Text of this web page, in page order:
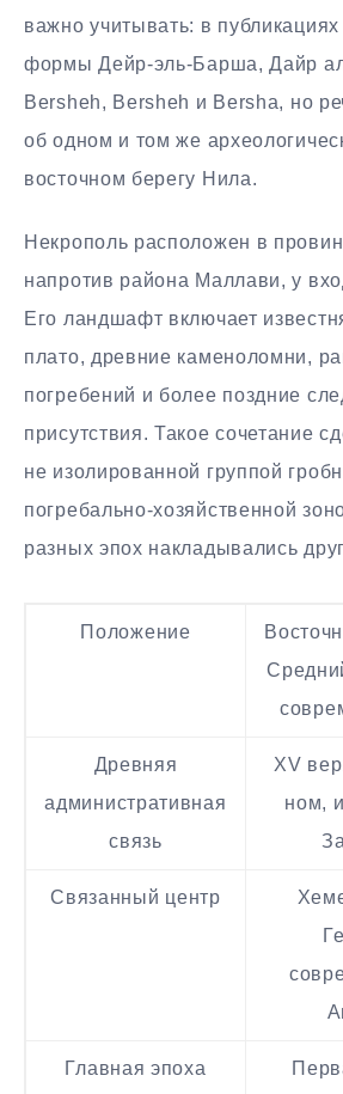
важно учитывать: в
формы Дейр-эль-Барша, Дайр
Bersheh, Bersheh и Bersha, но
об одном и том же
восточном берегу Нила.
Некрополь расположен в
напротив района Маллави, у
Его ландшафт включает
плато, древние каменоломни,
погребений и более поздние
присутствия. Такое сочетание
не изолированной группой
погребально-хозяйственной
разных эпох накладывались
Положение
Древняя
административная
связь
XV
ном,
Связанный центр
Главная эпоха